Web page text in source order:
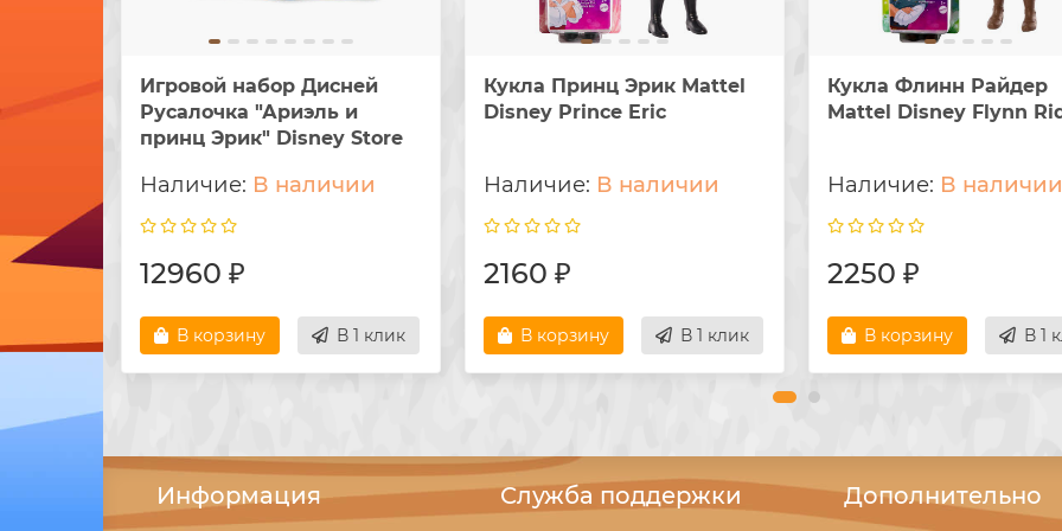
Игровой набор Дисней
Русалочка "Ариэль и
принц Эрик" Disney Store
В наличии
12960 ₽
В корзину В 1 клик
Кукла Принц Эрик Mattel
Disney Prince Eric
В наличии
2160 ₽
В корзину В 1 клик
Кукла Флинн Райдер
Mattel Disney Flynn
В наличии
2250 ₽
В корзину В 1
Информация Служба поддержки Дополнительно